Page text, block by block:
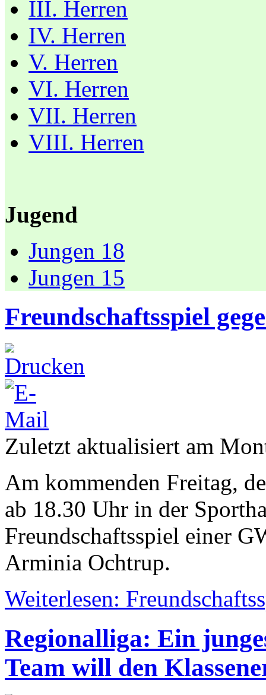
III. Herren
IV. Herren
V. Herren
VI. Herren
VII. Herren
VIII. Herren
Jugend
Jungen 18
Jungen 15
Freundschaftsspiel
Zuletzt aktualisiert am
Am kommenden Freitag,
ab 18.30 Uhr in der
Freundschaftsspiel einer
Arminia Ochtrup.
Weiterlesen:
Regionalliga: Ein
Team will den